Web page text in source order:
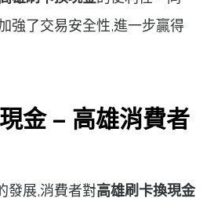
強了交易安全性,進一步贏得
金 – 高雄消費者
發展,消費者對高雄刷卡換現金